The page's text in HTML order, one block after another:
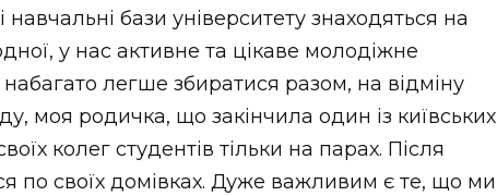
навчальні бази університету знаходяться на
у нас активне та цікаве молодіжне
легше збиратися разом, на відміну
моя родичка, що закінчила один із київських
колег студентів тільки на парах. Після
по своїх домівках. Дуже важливим є те, що ми